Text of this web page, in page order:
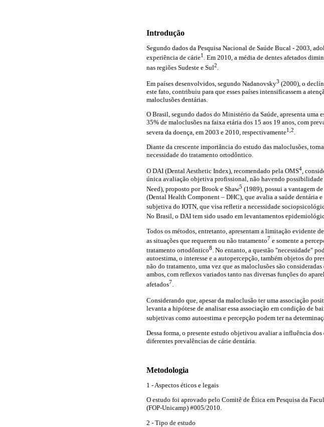
Introdução
Segundo dados da Pesquisa Nacional de Saúde Bucal - 2003,
experiência de cárie1 . Em 2010, a média de dentes afetados
nas regiões Sudeste e Sul2
Em países desenvolvidos, segundo Nadanovsky3 (2000), o
este fato, contribuiu para que esses países intensificassem a
maloclusões dentárias.
O Brasil, segundo dados do Ministério da Saúde, apresenta uma
35% de maloclusões na faixa etária dos 15 aos 19 anos, com
severa da doença, em 2003 e 2010, respectivamente1,2
Diante da crescente importância do estudo das maloclusões,
necessidade do tratamento ortodôntico.
O DAI (Dental Aesthetic Index), recomendado pela OMS4,
única avaliação objetiva profissional, não havendo
Need), proposto por Brook e Shaw5 (1989), possui a vantagem
(Dental Health Component – DHC), que avalia a saúde dentária
subjetiva do IOTN, que visa refletir a necessidade
No Brasil, o DAI tem sido usado em levantamentos
Todos os métodos, entretanto, apresentam a limitação evidente
as situações que requerem ou não tratamento7 e somente a
tratamento ortodôntico8. No entanto, a questão "necessidade"
autoestima, o interesse e a autopercepção, também objetos do
não do tratamento, uma vez que as maloclusões são
ambos, com reflexos variados tanto nas diversas funções do
afetados7
Considerando que, apesar da maloclusão ter uma associação
levanta a hipótese de analisar essa associação em condição de
subjetivas como autoestima e percepção podem ter na
Dessa forma, o presente estudo objetivou avaliar a influência
diferentes prevalências de cárie dentária.
Metodologia
1 - Aspectos éticos e legais
O estudo foi aprovado pelo Comitê de Ética em Pesquisa da
(FOP-Unicamp) #005/2010.
2 - Tipo de estudo